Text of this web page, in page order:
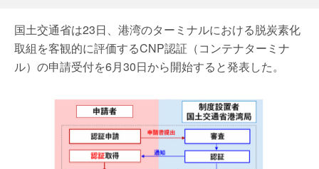
国土交通省は23日、港湾のターミナルにおける脱炭素化
取組を客観的に評価するCNP認証（コンテナターミナ
ル）の申請受付を6月30日から開始すると発表した。